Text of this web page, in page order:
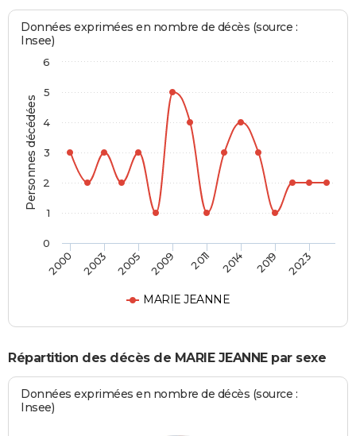
Personnes décédées
Données exprimées en nombre de décès (source :
Insee)
MARIE JEANNE
2000 2003 2005 2009 2011 2014 2019 2023
0
1
2
3
4
5
6
Répartition des décès de MARIE JEANNE par sexe
Données exprimées en nombre de décès (source :
Insee)